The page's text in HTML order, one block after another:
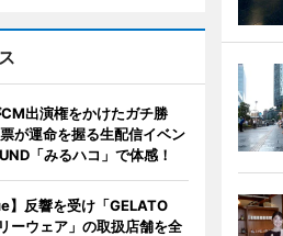
出演権をかけたガチ勝
が運命を握る生配信イベン
「みるハコ」で体感！
】反響を受け「GELATO
ーウェア」の取扱店舗を全